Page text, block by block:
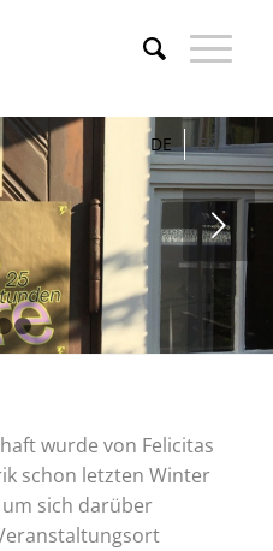
DE EN
1 3
wurde von Felicitas
schon letzten Winter
sich darüber